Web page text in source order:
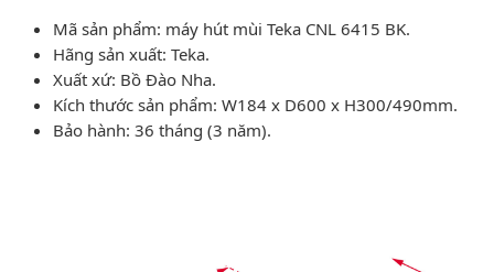
Mã sản phẩm: máy hút mùi Teka CNL 6415 BK.
Hãng sản xuất: Teka.
Xuất xứ: Bồ Đào Nha.
Kích thước sản phẩm: W184 x D600 x H300/490mm.
Bảo hành: 36 tháng (3 năm).